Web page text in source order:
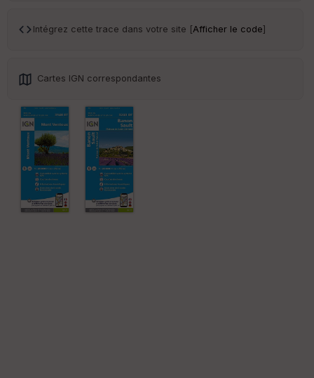
Intégrez cette trace dans votre site [Afficher le code]
Cartes IGN correspondantes